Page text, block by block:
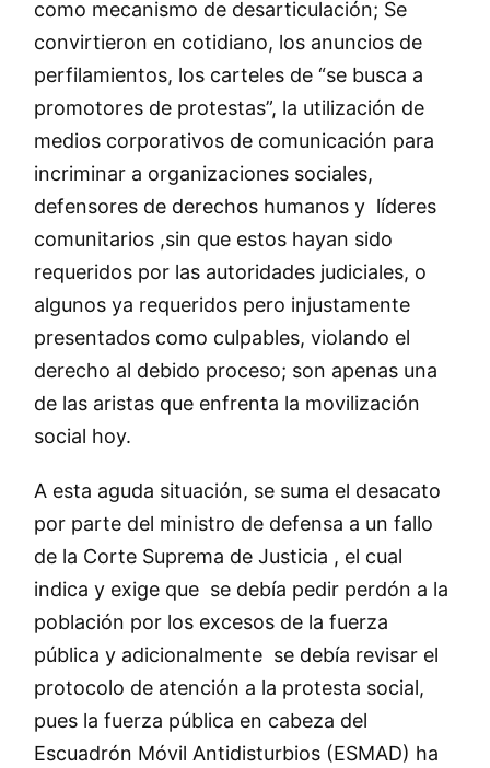
como mecanismo de desarticulación; Se
convirtieron en cotidiano, los anuncios de
perfilamientos, los carteles de “se busca a
promotores de protestas”, la utilización de
medios corporativos de comunicación para
incriminar a organizaciones sociales,
defensores de derechos humanos y líderes
comunitarios ,sin que estos hayan sido
requeridos por las autoridades judiciales, o
algunos ya requeridos pero injustamente
presentados como culpables, violando el
derecho al debido proceso; son apenas una
de las aristas que enfrenta la movilización
social hoy.
A esta aguda situación, se suma el desacato
por parte del ministro de defensa a un fallo
de la Corte Suprema de Justicia , el cual
indica y exige que se debía pedir perdón a la
población por los excesos de la fuerza
pública y adicionalmente se debía revisar el
protocolo de atención a la protesta social,
pues la fuerza pública en cabeza del
Escuadrón Móvil Antidisturbios (ESMAD) ha